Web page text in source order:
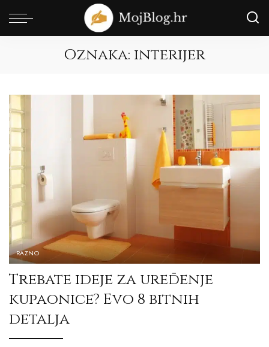
Oznaka: interijer
RAZNO
Trebate ideje za uređenje
kupaonice? Evo 8 bitnih
detalja